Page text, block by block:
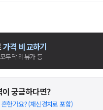
가격 비교하기
두닥 리뷰가 등
궁금하다면?
한가요? (재신경치료 포함)